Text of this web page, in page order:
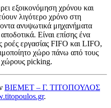
εξοικονόμηση χρόνου και
λιγότερο χρόνο στη
ανυψωτικά μηχανήματα
Είναι επίσης ένα
ροές εργασίας FIFO και LIFO,
χώρο πάνω από τους
picking.
BIEMET – Γ. ΤΙΤΟΠΟΥΛΟΣ
.